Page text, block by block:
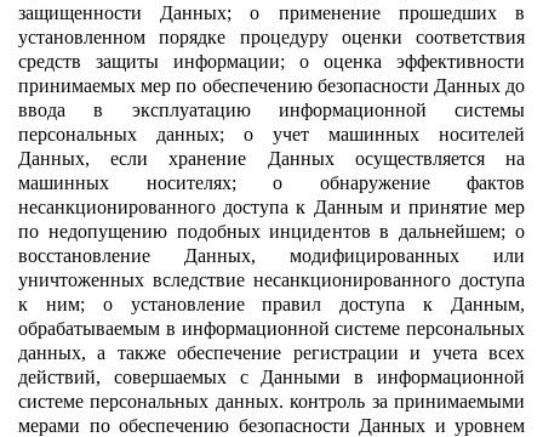
защищенности Данных; o применение прошедших в
установленном порядке процедуру оценки соответствия
средств защиты информации; o оценка эффективности
принимаемых мер по обеспечению безопасности Данных до
ввода в эксплуатацию информационной системы
персональных данных; o учет машинных носителей
Данных, если хранение Данных осуществляется на
машинных носителях; o обнаружение фактов
несанкционированного доступа к Данным и принятие мер
по недопущению подобных инцидентов в дальнейшем; o
восстановление Данных, модифицированных или
уничтоженных вследствие несанкционированного доступа
к ним; o установление правил доступа к Данным,
обрабатываемым в информационной системе персональных
данных, а также обеспечение регистрации и учета всех
действий, совершаемых с Данными в информационной
системе персональных данных. контроль за принимаемыми
мерами по обеспечению безопасности Данных и уровнем